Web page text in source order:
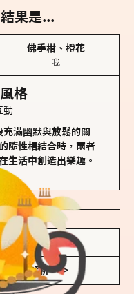
果是...
佛手柑、橙花
我
格
動
滿幽默與放鬆的關
隨性相結合時，兩者
生活中創造出樂趣。
圖
類型全解析 >>>